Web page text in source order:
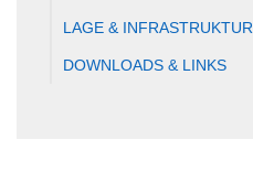
LAGE & INFRASTRUKTUR
DOWNLOADS & LINKS